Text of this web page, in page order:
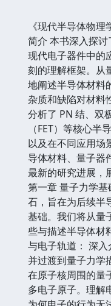
《现代半导体物
简介 本书深入探
现代电子器件中的
刻的理解框架。从
地阐述半导体材料
杂质和缺陷对材料
分析了 PN 结、双
（FET）等核心
以及在不同应用场
导体材料、量子器
最新的研究进展，
第一章 量子力学
石，旨在为后续半
基础。我们将从量
些与描述半导体材
与电子轨道： 深入
并过渡到量子力学
在原子核周围的量
多电子原子。理解